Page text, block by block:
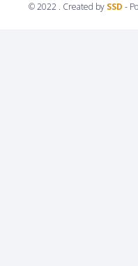
© 2022 . Created by SSD -